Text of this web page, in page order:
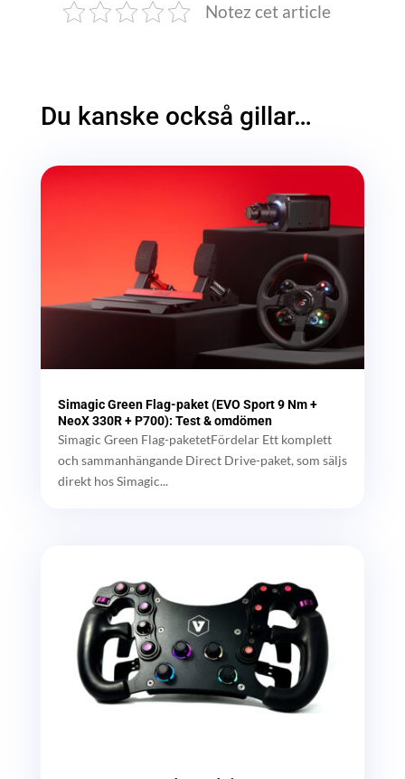
Notez cet article
Du kanske också gillar…
Simagic Green Flag-paket (EVO Sport 9 Nm +
NeoX 330R + P700): Test & omdömen
Simagic Green Flag-paketetFördelar Ett komplett
och sammanhängande Direct Drive-paket, som säljs
direkt hos Simagic...